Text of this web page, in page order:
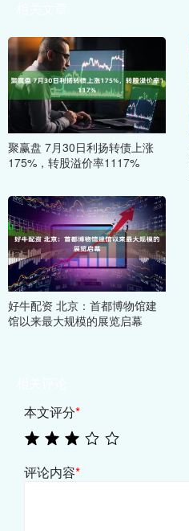
聚赢盘 7月30日利扬转债上涨
175%，转股溢价率1117%
好牛配资 北京：首都博物馆建
馆以来最大规模的展览启幕
本文评分*
评论内容*